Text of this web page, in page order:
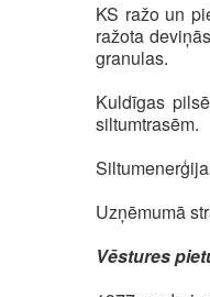
KS ražo un
ražota
granulas.
Kuldīgas
siltumtrasēm.
Uzņēmumā
Vēstures